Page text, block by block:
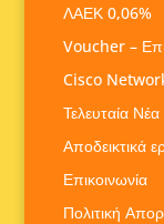
ΛΑΕΚ 0,06%
Voucher –
Cisco
Τελευταία Νέα
Αποδεικτικά
Επικοινωνία
Πολιτική